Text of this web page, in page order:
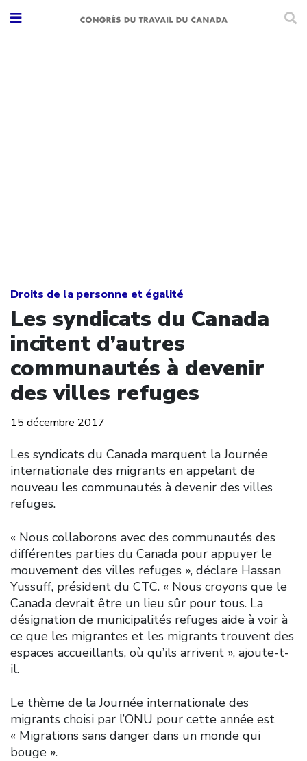
Droits de la personne et égalité
Les syndicats du Canada
incitent d’autres
communautés à devenir
des villes refuges
15 décembre 2017
Les syndicats du Canada marquent la Journée
internationale des migrants en appelant de
nouveau les communautés à devenir des villes
refuges.
« Nous collaborons avec des communautés des
différentes parties du Canada pour appuyer le
mouvement des villes refuges », déclare Hassan
Yussuff, président du CTC. « Nous croyons que le
Canada devrait être un lieu sûr pour tous. La
désignation de municipalités refuges aide à voir à
ce que les migrantes et les migrants trouvent des
espaces accueillants, où qu’ils arrivent », ajoute-t-
il.
Le thème de la Journée internationale des
migrants choisi par l’ONU pour cette année est
« Migrations sans danger dans un monde qui
bouge ».